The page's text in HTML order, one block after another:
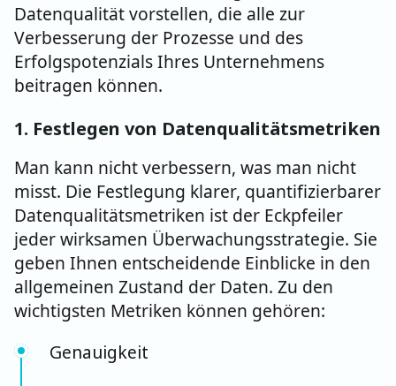
Datenqualität vorstellen, die alle zur
Verbesserung der Prozesse und des
Erfolgspotenzials Ihres Unternehmens
beitragen können.
1. Festlegen von Datenqualitätsmetriken
Man kann nicht verbessern, was man nicht
misst. Die Festlegung klarer, quantifizierbarer
Datenqualitätsmetriken ist der Eckpfeiler
jeder wirksamen Überwachungsstrategie. Sie
geben Ihnen entscheidende Einblicke in den
allgemeinen Zustand der Daten. Zu den
wichtigsten Metriken können gehören:
Genauigkeit